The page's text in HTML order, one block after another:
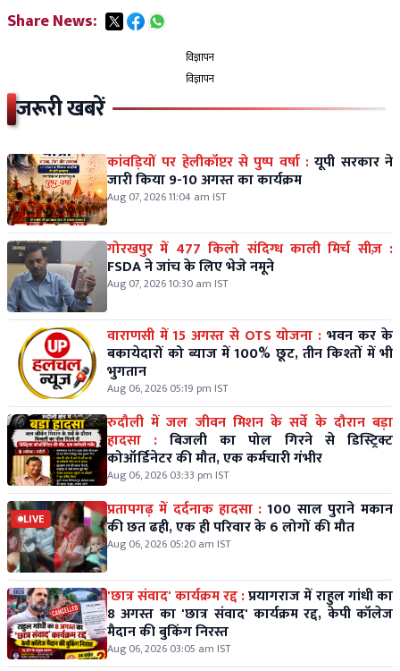
Share News:
विज्ञापन
विज्ञापन
जरूरी खबरें
कांवड़ियों पर हेलीकॉप्टर से पुष्प वर्षा : यूपी सरकार ने
जारी किया 9-10 अगस्त का कार्यक्रम
Aug 07, 2026 11:04 am IST
गोरखपुर में 477 किलो संदिग्ध काली मिर्च सीज़ :
FSDA ने जांच के लिए भेजे नमूने
Aug 07, 2026 10:30 am IST
वाराणसी में 15 अगस्त से OTS योजना : भवन कर के
बकायेदारों को ब्याज में 100% छूट, तीन किश्तों में भी
भुगतान
Aug 06, 2026 05:19 pm IST
रुदौली में जल जीवन मिशन के सर्वे के दौरान बड़ा
हादसा : बिजली का पोल गिरने से डिस्ट्रिक्ट
कोऑर्डिनेटर की मौत, एक कर्मचारी गंभीर
Aug 06, 2026 03:33 pm IST
LIVE प्रतापगढ़ में दर्दनाक हादसा : 100 साल पुराने मकान
की छत ढही, एक ही परिवार के 6 लोगों की मौत
Aug 06, 2026 05:20 am IST
'छात्र संवाद' कार्यक्रम रद्द :प्रयागराज में राहुल गांधी का
8 अगस्त का 'छात्र संवाद' कार्यक्रम रद्द, केपी कॉलेज
मैदान की बुकिंग निरस्त
Aug 06, 2026 03:05 am IST